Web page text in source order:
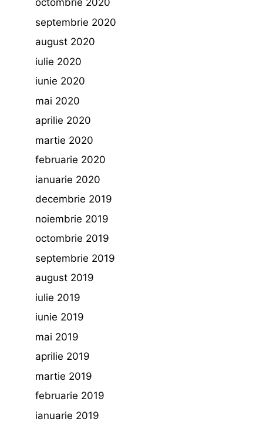
octombrie 2020
septembrie 2020
august 2020
iulie 2020
iunie 2020
mai 2020
aprilie 2020
martie 2020
februarie 2020
ianuarie 2020
decembrie 2019
noiembrie 2019
octombrie 2019
septembrie 2019
august 2019
iulie 2019
iunie 2019
mai 2019
aprilie 2019
martie 2019
februarie 2019
ianuarie 2019